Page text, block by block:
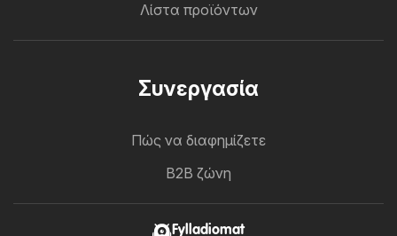
Λίστα προϊόντων
Συνεργασία
Πώς να διαφημίζετε
B2B ζώνη
Fylladiomat